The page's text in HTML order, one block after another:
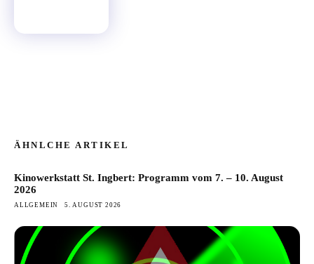
ÄHNLCHE ARTIKEL
Kinowerkstatt St. Ingbert: Programm vom 7. – 10. August
2026
ALLGEMEIN 5. AUGUST 2026